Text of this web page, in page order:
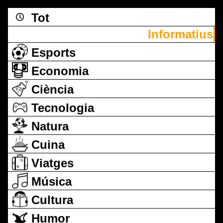
Tot
Informatius
Esports
Economia
Ciència
Tecnologia
Natura
Cuina
Viatges
Música
Cultura
Humor